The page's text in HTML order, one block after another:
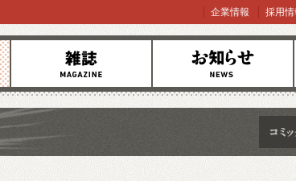
雑誌 お知らせ
企業情報 採用情